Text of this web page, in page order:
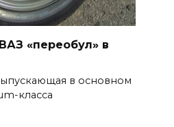
«переобул» в
в основном
класса